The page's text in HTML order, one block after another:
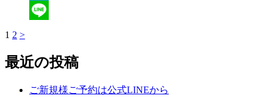
Twitter
投
稿
1 2 >
最近の投稿
ご新規様ご予約は公式LINEから